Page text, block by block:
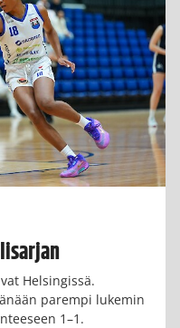
Helsingissä.
parempi lukemin
1–1.